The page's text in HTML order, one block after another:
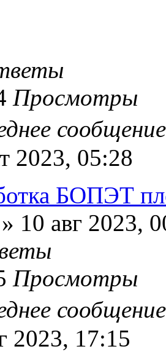
Просмотры
2023, 05:28
БОПЭТ
» 10 авг 2023,
Просмотры
2023, 17:15